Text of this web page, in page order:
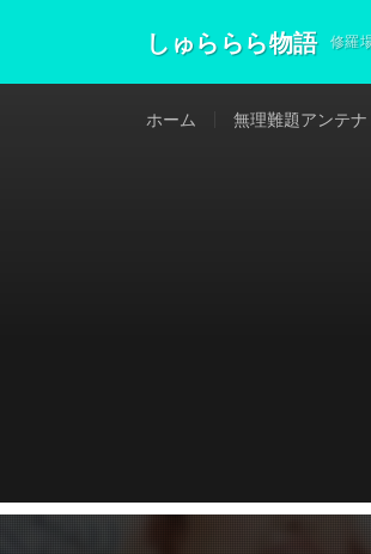
しゅららら物語 修羅
ホーム 無理難題アンテナ